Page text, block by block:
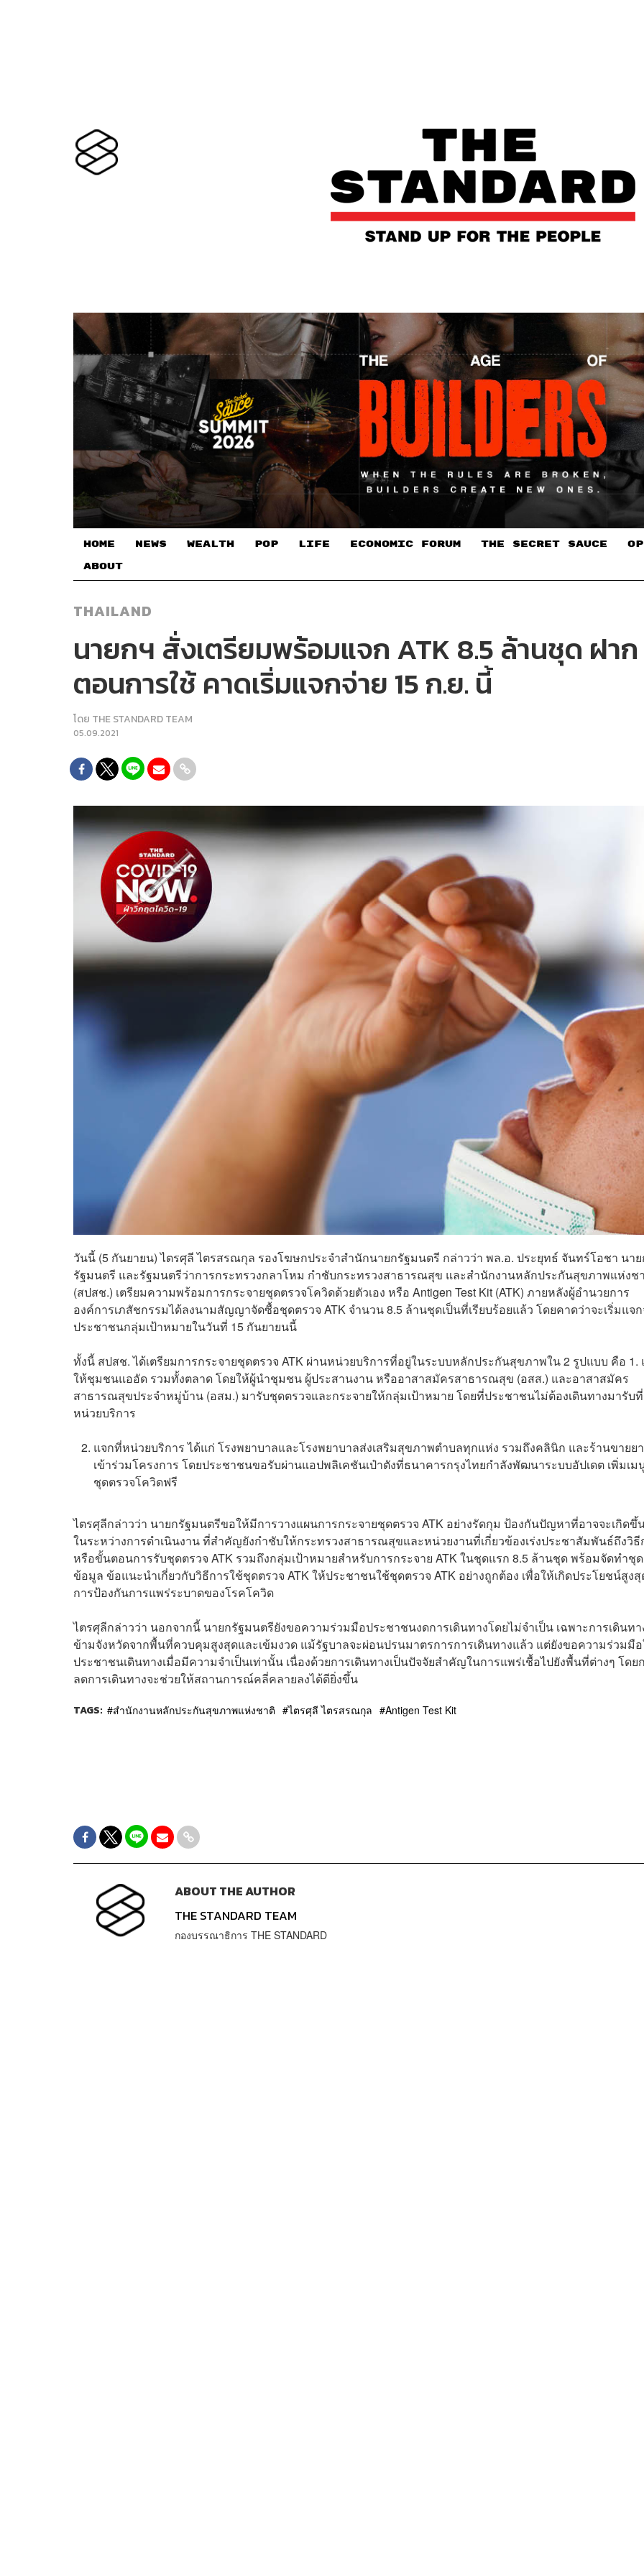
HOME NEWS WEALTH POP LIFE ECONOMIC FORUM THE SECRET SAUCE​
ABOUT
THAILAND
นายกฯ สั่งเตรียมพร้อมแจก ATK 8.5 ล้านชุด ฝา
ตอนการใช้ คาดเริ่มแจกจ่าย 15 ก.ย. นี้
โดย THE STANDARD TEAM
05.09.2021
วันนี้ (5 กันยายน) ไตรศุลี ไตรสรณกุล รองโฆษกประจําสํานักนายกรัฐมนตรี กล่าวว่า พล.อ. ประยุทธ์ จันทร์โอชา นา
รัฐมนตรี และรัฐมนตรีว่าการกระทรวงกลาโหม กำชับกระทรวงสาธารณสุข และสำนักงานหลักประกันสุขภาพแห่งช
(สปสช.) เตรียมความพร้อมการกระจายชุดตรวจโควิดด้วยตัวเอง หรือ Antigen Test Kit (ATK) ภายหลังผู้อำนวยการ
องค์การเภสัชกรรมได้ลงนามสัญญาจัดซื้อชุดตรวจ ATK จำนวน 8.5 ล้านชุดเป็นที่เรียบร้อยแล้ว โดยคาดว่าจะเริ่มแจ
ประชาชนกลุ่มเป้าหมายในวันที่ 15 กันยายนนี้
ทั้งนี้ สปสช. ได้เตรียมการกระจายชุดตรวจ ATK ผ่านหน่วยบริการที่อยู่ในระบบหลักประกันสุขภาพใน 2 รูปแบบ คือ 1.
ให้ชุมชนแออัด รวมทั้งตลาด โดยให้ผู้นำชุมชน ผู้ประสานงาน หรืออาสาสมัครสาธารณสุข (อสส.) และอาสาสมัคร
สาธารณสุขประจำหมู่บ้าน (อสม.) มารับชุดตรวจและกระจายให้กลุ่มเป้าหมาย โดยที่ประชาชนไม่ต้องเดินทางมารับที่
หน่วยบริการ
แจกที่หน่วยบริการ ได้แก่ โรงพยาบาลและโรงพยาบาลส่งเสริมสุขภาพตำบลทุกแห่ง รวมถึงคลินิก และร้านขายย
เข้าร่วมโครงการ โดยประชาชนขอรับผ่านแอปพลิเคชันเป๋าตังที่ธนาคารกรุงไทยกำลังพัฒนาระบบอัปเดต เพิ่มเม
ชุดตรวจโควิดฟรี
ไตรศุลีกล่าวว่า นายกรัฐมนตรีขอให้มีการวางแผนการกระจายชุดตรวจ ATK อย่างรัดกุม ป้องกันปัญหาที่อาจจะเกิดขึ้
ในระหว่างการดำเนินงาน ที่สำคัญยังกำชับให้กระทรวงสาธารณสุขและหน่วยงานที่เกี่ยวข้องเร่งประชาสัมพันธ์ถึงวิธี
หรือขั้นตอนการรับชุดตรวจ ATK รวมถึงกลุ่มเป้าหมายสำหรับการกระจาย ATK ในชุดแรก 8.5 ล้านชุด พร้อมจัดทำชุด
ข้อมูล ข้อแนะนำเกี่ยวกับวิธีการใช้ชุดตรวจ ATK ให้ประชาชนใช้ชุดตรวจ ATK อย่างถูกต้อง เพื่อให้เกิดประโยชน์สูง
การป้องกันการแพร่ระบาดของโรคโควิด
ไตรศุลีกล่าวว่า นอกจากนี้ นายกรัฐมนตรียังขอความร่วมมือประชาชนงดการเดินทางโดยไม่จำเป็น เฉพาะการเดินทา
ข้ามจังหวัดจากพื้นที่ควบคุมสูงสุดและเข้มงวด แม้รัฐบาลจะผ่อนปรนมาตรการการเดินทางแล้ว แต่ยังขอความร่วมมื
ประชาชนเดินทางเมื่อมีความจำเป็นเท่านั้น เนื่องด้วยการเดินทางเป็นปัจจัยสำคัญในการแพร่เชื้อไปยังพื้นที่ต่างๆ โดย
ลดการเดินทางจะช่วยให้สถานการณ์คลี่คลายลงได้ดียิ่งขึ้น
TAGS: สำนักงานหลักประกันสุขภาพแห่งชาติ ไตรศุลี ไตรสรณกุล Antigen Test Kit
ABOUT THE AUTHOR
THE STANDARD TEAM
กองบรรณาธิการ THE STANDARD